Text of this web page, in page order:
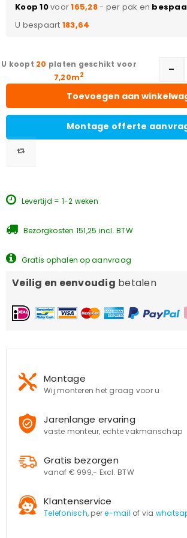
Koop 10voor165,28- per pak en
U bespaart 183,64
-
Toevoegen aan
Montage offerte
20 platen geschikt voor
7,20m2
Levertijd = 1-2 weken
Bezorgkosten 151,25 incl. BTW
Gratis ophalen op aanvraag
Veilig en eenvoudig betalen
Montage
Wij monteren het graag voor u
Jarenlange ervaring
vaste monteur, echte vakmanschap
Gratis bezorgen
vanaf € 999,- Excl. BTW
Klantenservice
Telefonisch, pere-mail of via